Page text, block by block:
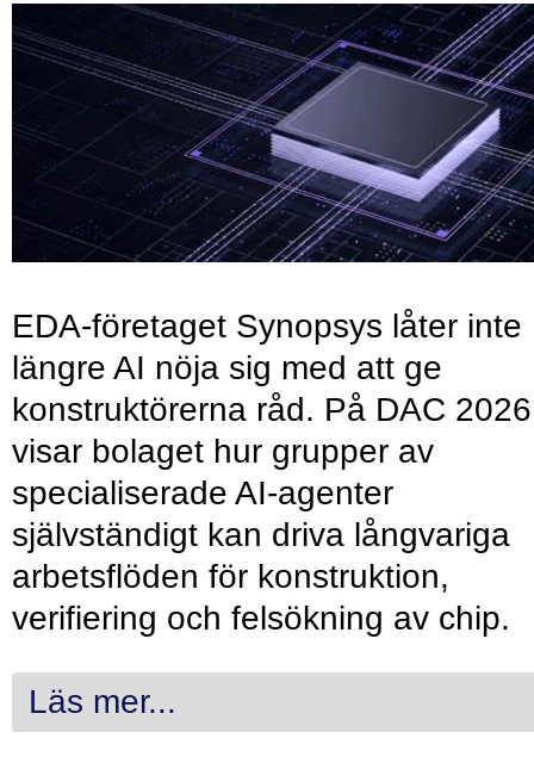
EDA-företaget Synopsys låter inte
längre AI nöja sig med att ge
konstruktörerna råd. På DAC 2026
visar bolaget hur grupper av
specialiserade AI-agenter
självständigt kan driva långvariga
arbetsflöden för konstruktion,
verifiering och felsökning av chip.
Läs mer...